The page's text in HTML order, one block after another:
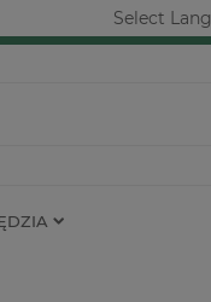
Select